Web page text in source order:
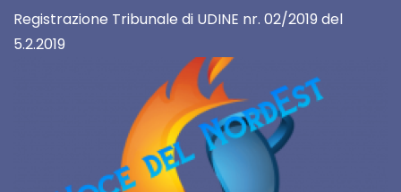
Registrazione Tribunale di UDINE nr. 02/2019 del
5.2.2019